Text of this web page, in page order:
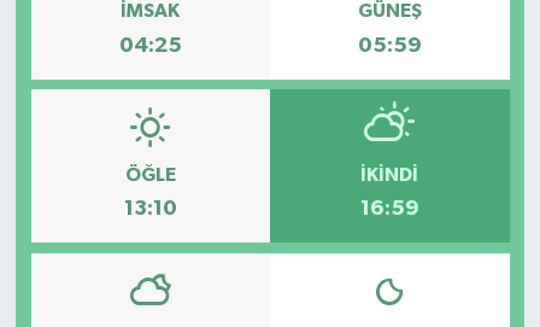
İMSAK
04:25
GÜNEŞ
05:59
ÖĞLE
13:10
İKINDI
16:59